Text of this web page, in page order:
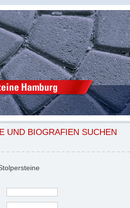
UND BIOGRAFIEN SUCHEN